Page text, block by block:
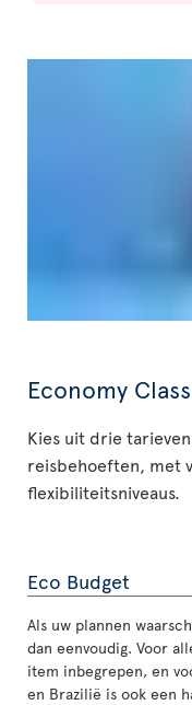
Economy Class
Kies uit drie
reisbehoeften, met
flexibiliteitsniveaus.
Eco Budget
Als uw plannen
dan eenvoudig. Voor
item inbegrepen, en
en Brazilië is ook een